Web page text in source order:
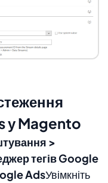
у Magento
>
тегів Google
AdsУвімкніть